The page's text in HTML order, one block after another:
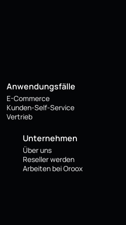
Anwendungsfälle
E-Commerce
Kunden-Self-Service
Vertrieb
Unternehmen
Über uns
Reseller werden
Arbeiten bei Oroox